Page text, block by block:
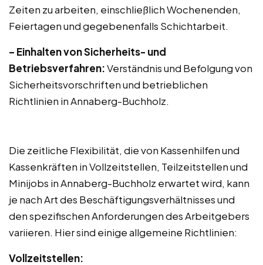
Zeiten zu arbeiten, einschließlich Wochenenden,
Feiertagen und gegebenenfalls Schichtarbeit.
– Einhalten von Sicherheits- und
Betriebsverfahren:Verständnis und Befolgung von
Sicherheitsvorschriften und betrieblichen
Richtlinien in Annaberg-Buchholz.
Die zeitliche Flexibilität, die von Kassenhilfen und
Kassenkräften in Vollzeitstellen, Teilzeitstellen und
Minijobs in Annaberg-Buchholz erwartet wird, kann
je nach Art des Beschäftigungsverhältnisses und
den spezifischen Anforderungen des Arbeitgebers
variieren. Hier sind einige allgemeine Richtlinien:
Vollzeitstellen: